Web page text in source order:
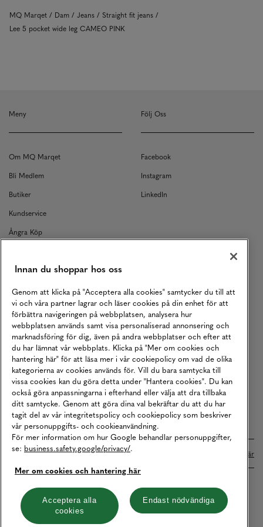
MQ Marqet Dam Jeans
Straight fit jeans
Lee 5 pocket wide leg CAMEO PINK
Meny
Om MQ Marqet
Bli Medlem
Butiker
Kundservice
Ångra Köp
Returer
Köpvillkor
Karriär
Vårt Ansvar
Våra Tjänster
Press
Studentrabatt
B2B
Tillgänglighetsredogörelse
Följ Oss
Facebook
Instagram
LinkedIn
Betalningar online sköts i samarbete med Klarna. Läs mer här
Cookies Integritetspolicy
Hantera cookies
Innan du shoppar hos oss
Genom att klicka på "Acceptera alla cookies" samtycker du till att
vi och våra partner lagrar och läser cookies på din enhet för att
förbättra navigeringen på webbplatsen, analysera hur
webbplatsen används samt visa personaliserad annonsering och
marknadsföring för dig, även på andra webbplatser och efter att
du har lämnat vår webbplats. Klicka på "Mer om cookies och
hantering här" för att läsa mer i vår cookiepolicy om vad de olika
kategorierna av cookies används för. Vill du bara samtycka till
vissa cookies kan du göra detta under "Hantera cookies". Du kan
också göra anpassningarna i efterhand eller välja att dra tillbaka
ditt samtycke. Genom att göra dina val bekräftar du att du har
tagit del av vår integritetspolicy och cookiepolicy som beskriver
vår personuppgifts- och cookieanvändning.
För mer information om hur Google behandlar personuppgifter,
se: business.safety.google/privacy/.
Mer om cookies och hantering här
Acceptera alla
cookies
Endast nödvändiga